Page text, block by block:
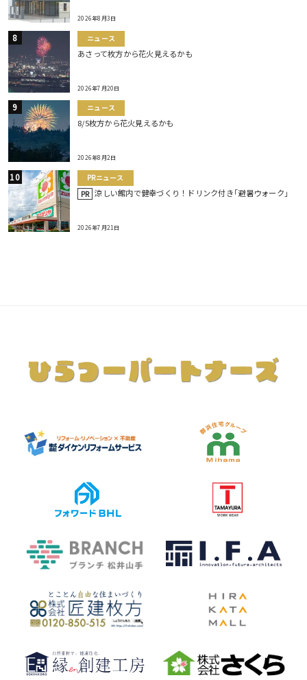
2026年8月3日
ニュース
あさって枚方から花火見えるかも
2026年7月20日
ニュース
8/5枚方から花火見えるかも
2026年8月2日
PRニュース
PR 涼しい館内で健幸づくり！ドリンク付き｢避暑ウォーク｣
2026年7月21日